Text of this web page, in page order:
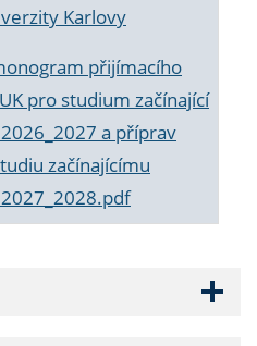
Karlovy
přijímacího
pro studium začínající
a příprav
začínajícímu